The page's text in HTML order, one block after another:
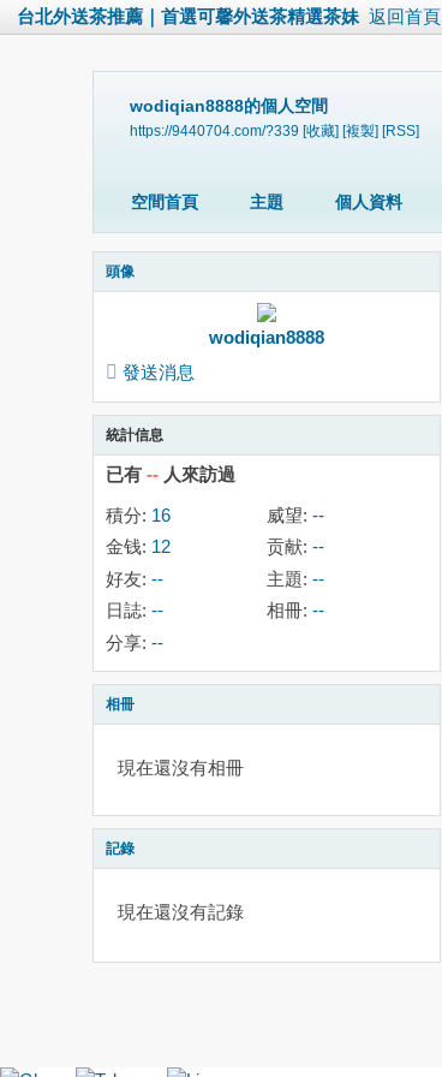
台北外送茶推薦｜首選可馨外送茶精選茶妹 返回首頁
wodiqian8888的個人空間
https://9440704.com/?339 [收藏] [複製] [RSS]
空間首頁 主題 個人資料
頭像
wodiqian8888
發送消息
統計信息
已有 -- 人來訪過
積分: 16 威望: --
金钱: 12 贡献: --
好友: -- 主題: --
日誌: -- 相冊: --
分享: --
相冊
現在還沒有相冊
記錄
現在還沒有記錄